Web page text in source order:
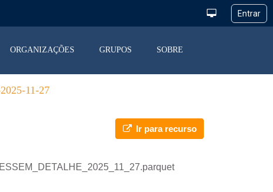
ORGANIZAÇÕES GRUPOS SOBRE
11-27
Ir para recurso